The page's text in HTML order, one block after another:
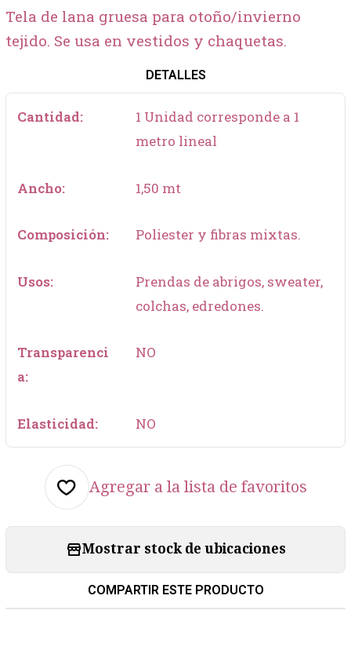
Tela de lana gruesa para otoño/invierno
tejido. Se usa en vestidos y chaquetas.
DETALLES
Cantidad:
1 Unidad corresponde a 1
metro lineal
Ancho: 1,50 mt
Composición: Poliester y fibras mixtas.
Usos:
Prendas de abrigos, sweater,
colchas, edredones.
Transparenci
a:
NO
Elasticidad: NO
Agregar a la lista de favoritos
Mostrar stock de ubicaciones
COMPARTIR ESTE PRODUCTO